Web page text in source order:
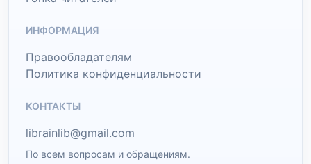
ИНФОРМАЦИЯ
Правообладателям
Политика конфиденциальности
КОНТАКТЫ
librainlib@gmail.com
По всем вопросам и обращениям.